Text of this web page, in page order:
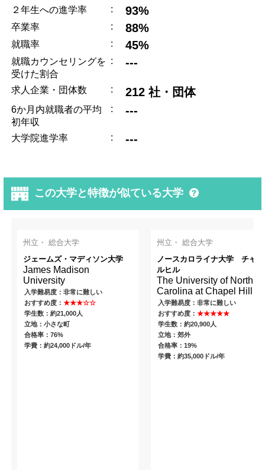
２年生への進学率 : 93%
卒業率 : 88%
就職率 : 45%
就職カウンセリングを
受けた割合
: ---
求人企業・団体数 : 212 社・団体
6か月内就職者の平均
初年収
: ---
大学院進学率 : ---
この大学と特徴が似ている大学
州立・ 総合大学
ジェームズ・マディソン大学
James Madison
University
入学難易度：非常に難しい
おすすめ度：★★★☆☆
学生数：約21,000人
立地：小さな町
合格率：76%
学費：約24,000ドル/年
州立・ 総合大学
ノースカロライナ大学 チャペ
ルヒル
The University of North
Carolina at Chapel Hill
入学難易度：非常に難しい
おすすめ度： ★★★★★
学生数：約20,900人
立地：郊外
合格率：19%
学費：約35,000ドル/年